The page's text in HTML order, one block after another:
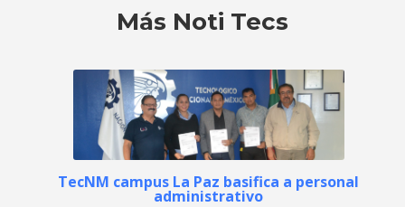
Más Noti Tecs
TecNM campus La Paz basifica a personal
administrativo